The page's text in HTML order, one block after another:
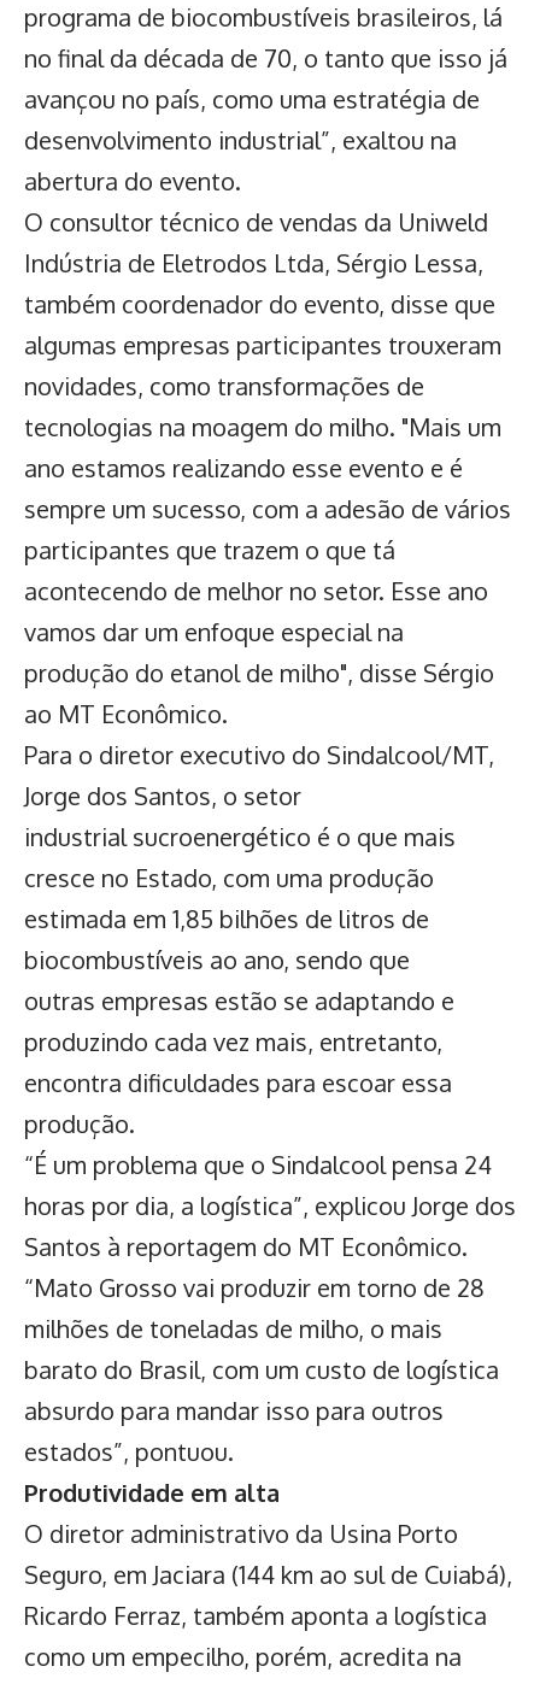
programa de biocombustíveis brasileiros, lá
no final da década de 70, o tanto que isso já
avançou no país, como uma estratégia de
desenvolvimento industrial”, exaltou na
abertura do evento.
O consultor técnico de vendas da Uniweld
Indústria de Eletrodos Ltda, Sérgio Lessa,
também coordenador do evento, disse que
algumas empresas participantes trouxeram
novidades, como transformações de
tecnologias na moagem do milho. "Mais um
ano estamos realizando esse evento e é
sempre um sucesso, com a adesão de vários
participantes que trazem o que tá
acontecendo de melhor no setor. Esse ano
vamos dar um enfoque especial na
produção do etanol de milho", disse Sérgio
ao MT Econômico.
Para o diretor executivo do Sindalcool/MT,
Jorge dos Santos, o setor
industrial sucroenergético é o que mais
cresce no Estado, com uma produção
estimada em 1,85 bilhões de litros de
biocombustíveis ao ano, sendo que
outras empresas estão se adaptando e
produzindo cada vez mais, entretanto,
encontra dificuldades para escoar essa
produção.
“É um problema que o Sindalcool pensa 24
horas por dia, a logística”, explicou Jorge dos
Santos à reportagem do MT Econômico.
“Mato Grosso vai produzir em torno de 28
milhões de toneladas de milho, o mais
barato do Brasil, com um custo de logística
absurdo para mandar isso para outros
estados”, pontuou.
Produtividade em alta
O diretor administrativo da Usina Porto
Seguro, em Jaciara (144 km ao sul de Cuiabá),
Ricardo Ferraz, também aponta a logística
como um empecilho, porém, acredita na